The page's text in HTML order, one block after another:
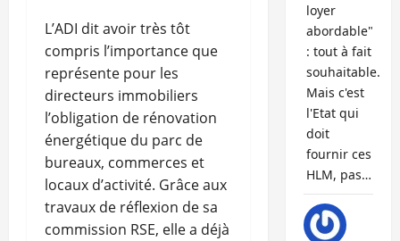
L’ADI dit avoir très tôt
compris l’importance que
représente pour les
directeurs immobiliers
l’obligation de rénovation
énergétique du parc de
bureaux, commerces et
locaux d’activité. Grâce aux
travaux de réflexion de sa
commission RSE, elle a déjà
loyer
abordable"
: tout à fait
souhaitable.
Mais c'est
l'Etat qui
doit
fournir ces
HLM, pas…